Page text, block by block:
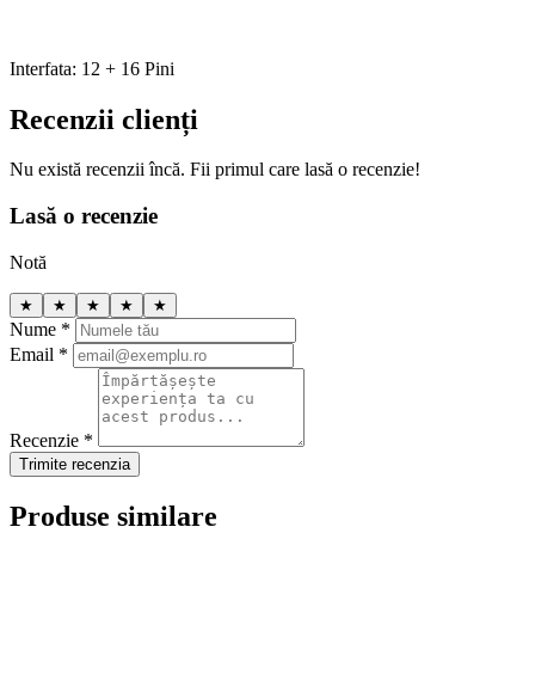
Interfata: 12 + 16 Pini
Recenzii clienți
Nu există recenzii încă. Fii primul care lasă o recenzie!
Lasă o recenzie
Notă
★ ★ ★ ★ ★
Nume *
Email *
Recenzie *
Trimite recenzia
Produse similare